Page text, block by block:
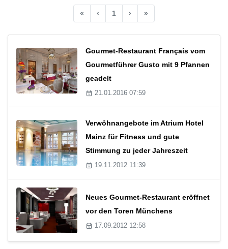
« ‹ 1 › »
Gourmet-Restaurant Français vom
Gourmetführer Gusto mit 9 Pfannen
geadelt
21.01.2016 07:59
Verwöhnangebote im Atrium Hotel
Mainz für Fitness und gute
Stimmung zu jeder Jahreszeit
19.11.2012 11:39
Neues Gourmet-Restaurant eröffnet
vor den Toren Münchens
17.09.2012 12:58